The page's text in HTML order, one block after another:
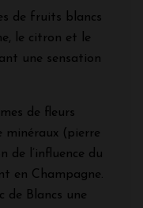
de fruits blancs
le citron et le
une sensation
de fleurs
minéraux (pierre
de l’influence du
en Champagne.
de Blancs une